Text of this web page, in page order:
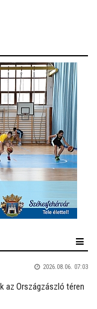
2026.08.06. 07:03
az Országzászló téren